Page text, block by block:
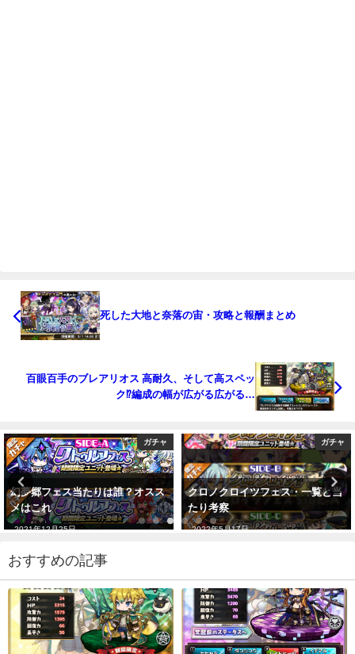
死した大地と奈落の宙・攻略と報酬まとめ
百眼百手のブレアリオス 高耐久、そして高スペッ
ク⁉編成の幅が広がる広がる…
ガチャ
幻夢郷フェス当たりは誰？オスス
メはこれ
2021年12月25日
ガチャ
クロノクロイツフェス・一覧と当
たり考察
2022年5月17日
おすすめの記事